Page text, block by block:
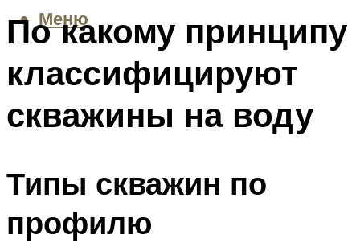
Меню
По какому принципу
классифицируют
скважины на воду
Типы скважин по
профилю